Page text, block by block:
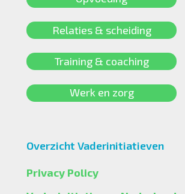
Relaties & scheiding
Training & coaching
Werk en zorg
Overzicht Vaderinitiatieven
Privacy Policy